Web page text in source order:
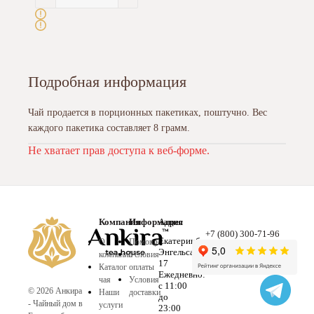
Подробная информация
Чай продается в порционных пакетиках, поштучно. Вес
каждого пакетика составляет 8 грамм.
Не хватает прав доступа к веб-форме.
© 2026 Анкира
- Чайный дом в
КомпанияИнформация
Адрес
О
компании
Каталог
чая
Наши
услуги
Помощь
Условия
оплаты
Условия
доставки
Екатеринбург,
Энгельса,
17
Ежедневно:
с 11:00
до
23:00
+7 (800) 300-71-96